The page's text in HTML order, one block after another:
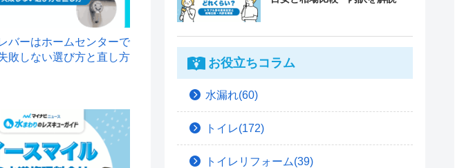
バーはホームセンターで
敗しない選び方と直し方
お役立ちコラム
水漏れ(60)
トイレ(172)
トイレリフォーム(39)